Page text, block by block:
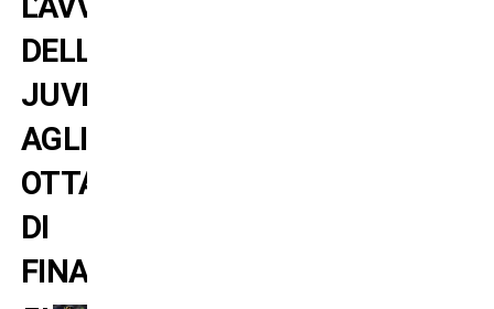
DELLA
JUVENTUS
AGLI
OTTAVI
DI
FINALE